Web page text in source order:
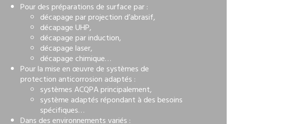
Pour des préparations de surface par :
décapage par projection d’abrasif,
décapage UHP,
décapage par induction,
décapage laser,
décapage chimique…
Pour la mise en œuvre de systèmes de
protection anticorrosion adaptés :
systèmes ACQPA principalement,
système adaptés répondant à des besoins
spécifiques…